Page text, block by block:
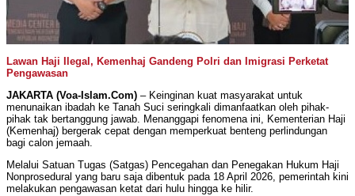
Lawan Haji Ilegal, Kemenhaj Gandeng Polri dan Imigrasi Perketat
Pengawasan
JAKARTA (Voa-Islam.Com) – Keinginan kuat masyarakat untuk
menunaikan ibadah ke Tanah Suci seringkali dimanfaatkan oleh pihak-
pihak tak bertanggung jawab. Menanggapi fenomena ini, Kementerian Haji
(Kemenhaj) bergerak cepat dengan memperkuat benteng perlindungan
bagi calon jemaah.
Melalui Satuan Tugas (Satgas) Pencegahan dan Penegakan Hukum Haji
Nonprosedural yang baru saja dibentuk pada 18 April 2026, pemerintah kini
melakukan pengawasan ketat dari hulu hingga ke hilir.